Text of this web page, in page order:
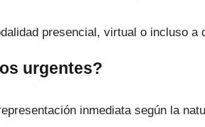
presencial, virtual o incluso a
urgentes?
inmediata según la